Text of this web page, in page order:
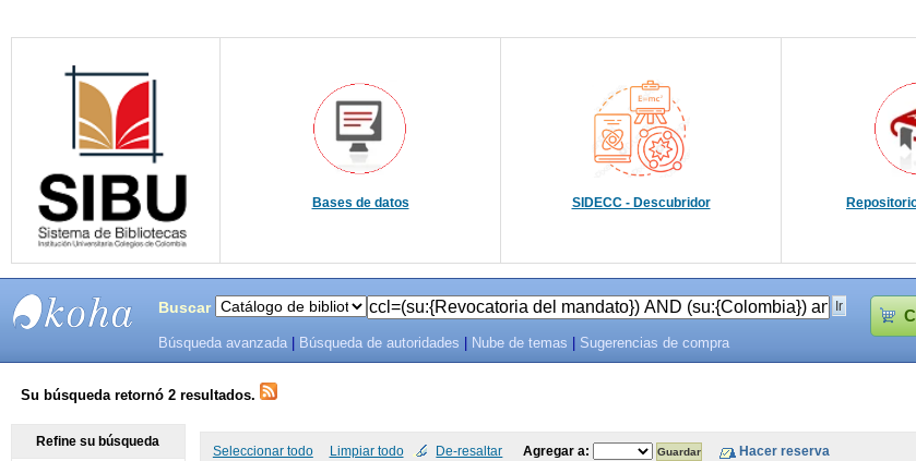
Bases de datos SIDECC - Descubridor
SISTEMAS
DE
Buscar
Búsqueda avanzada Búsqueda de autoridades Nube de temas Sugerencias de compra
Su búsqueda retornó 2 resultados.
Seleccionar todo Limpiar todo De-resaltar Agregar a:
Refine su búsqueda